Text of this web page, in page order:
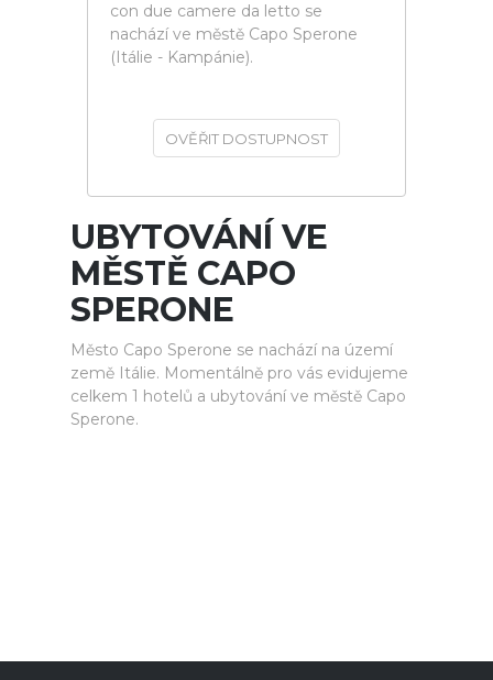
con due camere da letto se
nachází ve městě Capo Sperone
(Itálie - Kampánie).
OVĚŘIT DOSTUPNOST
UBYTOVÁNÍ VE
MĚSTĚ CAPO
SPERONE
Město Capo Sperone se nachází na území
země Itálie. Momentálně pro vás evidujeme
celkem 1 hotelů a ubytování ve městě Capo
Sperone.